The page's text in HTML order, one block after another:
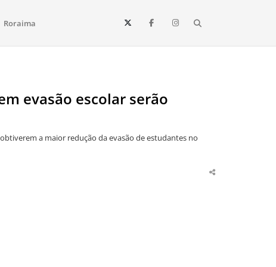
e todo o estado de Roraima. Fique sempre informado
Roraima
evasão escolar serão
a maior redução da evasão de estudantes no
Share